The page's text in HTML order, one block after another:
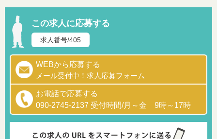
この求人に応募する
求人番号/405
WEBから応募する
メール受付中！求人応募フォーム
お電話で応募する
090-2745-2137 受付時間/月～金 9時～17時